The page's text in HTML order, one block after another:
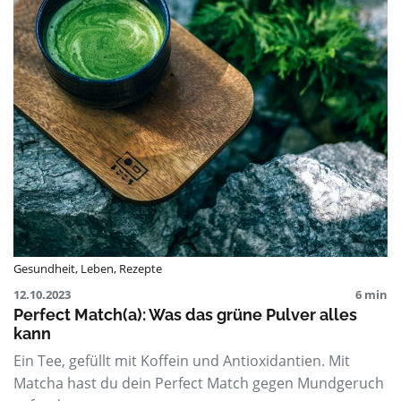
Gesundheit, Leben, Rezepte
12.10.2023
6 min
Perfect Match(a): Was das grüne Pulver alles
kann
Ein Tee, gefüllt mit Koffein und Antioxidantien. Mit
Matcha hast du dein Perfect Match gegen Mundgeruch